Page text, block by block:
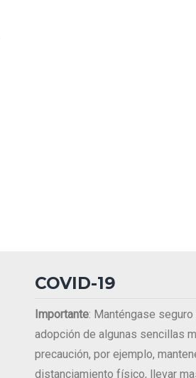
COVID-19
Importante: Manténgase
adopción de algunas sencillas
precaución, por ejemplo,
distanciamiento físico, llevar